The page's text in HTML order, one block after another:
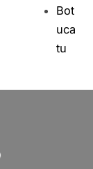
Bot
uca
tu